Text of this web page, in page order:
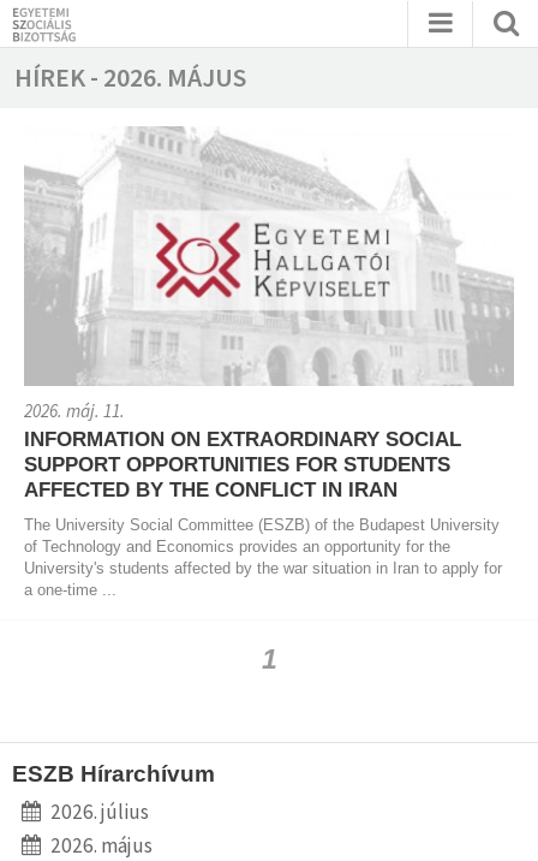
HÍREK - 2026. MÁJUS
2026. máj. 11.
INFORMATION ON EXTRAORDINARY SOCIAL
SUPPORT OPPORTUNITIES FOR STUDENTS
AFFECTED BY THE CONFLICT IN IRAN
The University Social Committee (ESZB) of the Budapest University
of Technology and Economics provides an opportunity for the
University's students affected by the war situation in Iran to apply for
a one-time ...
1
ESZB Hírarchívum
2026. július
2026. május